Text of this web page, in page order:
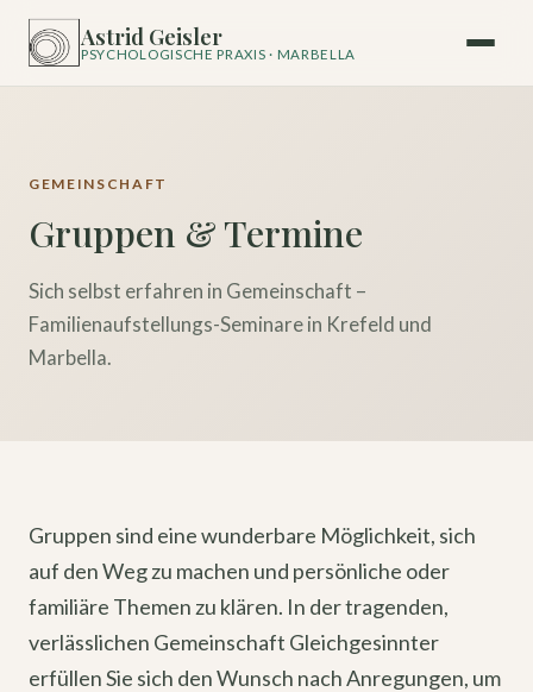
Astrid Geisler
PSYCHOLOGISCHE PRAXIS · MARBELLA
GEMEINSCHAFT
Gruppen & Termine
Sich selbst erfahren in Gemeinschaft –
Familienaufstellungs-Seminare in Krefeld und
Marbella.
Gruppen sind eine wunderbare Möglichkeit, sich
auf den Weg zu machen und persönliche oder
familiäre Themen zu klären. In der tragenden,
verlässlichen Gemeinschaft Gleichgesinnter
erfüllen Sie sich den Wunsch nach Anregungen, um